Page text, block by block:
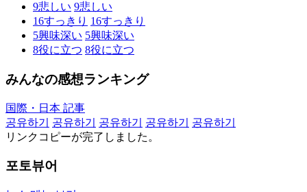
9悲しい 9悲しい
16すっきり 16すっきり
5興味深い 5興味深い
8役に立つ 8役に立つ
みんなの感想ランキング
国際・日本 記事
공유하기
공유하기 공유하기 공유하기
공유하기
リンクコピーが完了しました。
포토뷰어